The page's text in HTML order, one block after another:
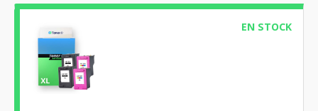
EN STOCK